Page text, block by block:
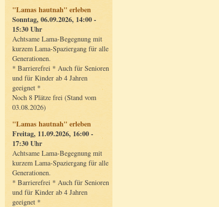
"Lamas hautnah" erleben
Sonntag, 06.09.2026, 14:00 -
15:30 Uhr
Achtsame Lama-Begegnung mit
kurzem Lama-Spaziergang für alle
Generationen.
* Barrierefrei * Auch für Senioren
und für Kinder ab 4 Jahren
geeignet *
Noch 8 Plätze frei (Stand vom
03.08.2026)
"Lamas hautnah" erleben
Freitag, 11.09.2026, 16:00 -
17:30 Uhr
Achtsame Lama-Begegnung mit
kurzem Lama-Spaziergang für alle
Generationen.
* Barrierefrei * Auch für Senioren
und für Kinder ab 4 Jahren
geeignet *